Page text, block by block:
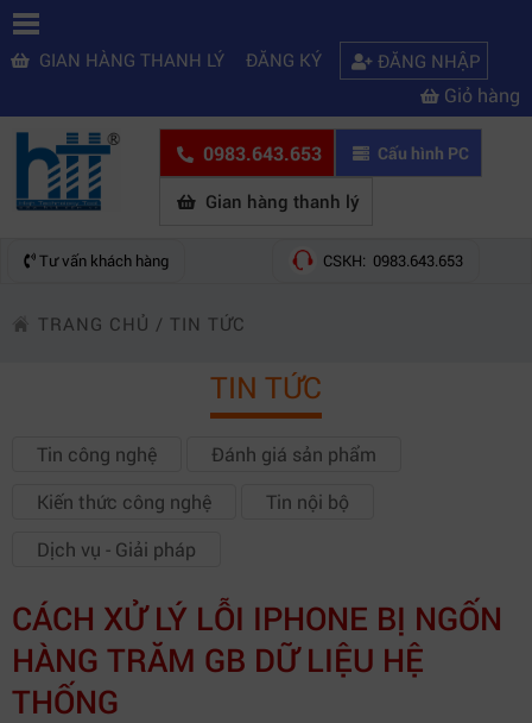
GIAN HÀNG THANH LÝ ĐĂNG KÝ ĐĂNG NHẬP
Giỏ hàng
0983.643.653 Cấu hình PC
Gian hàng thanh lý
Tư vấn khách hàng CSKH: 0983.643.653
TRANG CHỦ / TIN TỨC
TIN TỨC
Tin công nghệ
Đánh giá sản phẩm
Kiến thức công nghệ
Tin nội bộ
Dịch vụ - Giải pháp
CÁCH XỬ LÝ LỖI IPHONE BỊ NGỐN
HÀNG TRĂM GB DỮ LIỆU HỆ
THỐNG